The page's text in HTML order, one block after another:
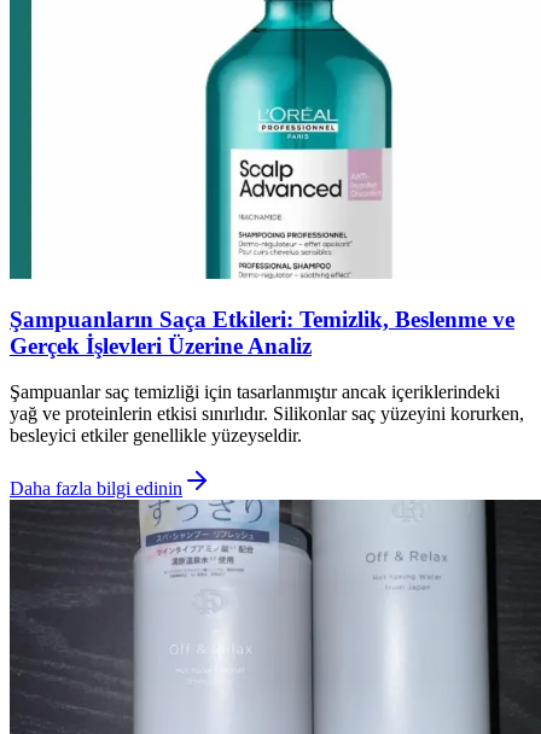
Şampuanların Saça Etkileri: Temizlik, Beslenme ve
Gerçek İşlevleri Üzerine Analiz
Şampuanlar saç temizliği için tasarlanmıştır ancak içeriklerindeki
yağ ve proteinlerin etkisi sınırlıdır. Silikonlar saç yüzeyini korurken,
besleyici etkiler genellikle yüzeyseldir.
Daha fazla bilgi edinin